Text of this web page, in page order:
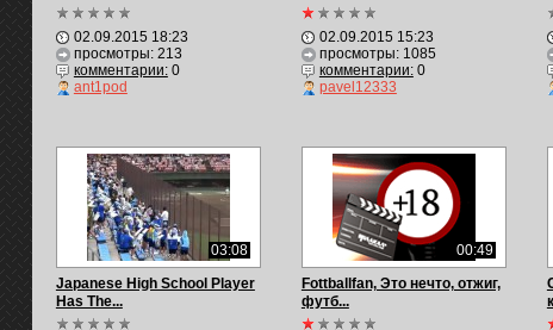
02.09.2015 18:23
просмотры: 213
комментарии:0
ant1pod
02.09.2015 15:23
просмотры: 1085
комментарии:0
pavel12333
03:08
Japanese High School Player
Has The...
00:49
Fottballfan, Это нечто, отжиг,
футб...